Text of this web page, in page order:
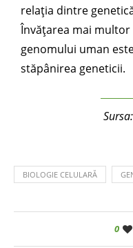
relația dintre
Învățarea mai
genomului uman
stăpânirea geneticii.
Sursa:
BIOLOGIE CELULARĂ
0